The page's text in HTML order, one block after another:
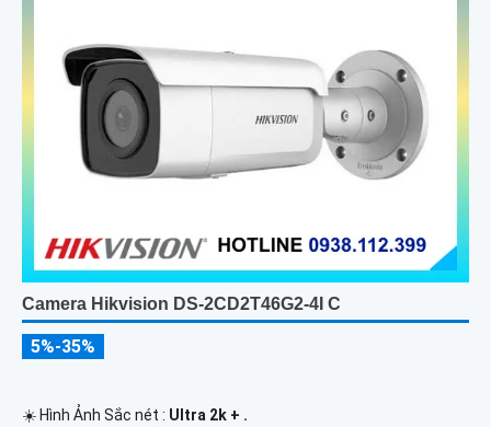
Camera Hikvision DS-2CD2T46G2-4I C
5%-35%
☀️ Hình Ảnh Sắc nét : Ultra 2k + .